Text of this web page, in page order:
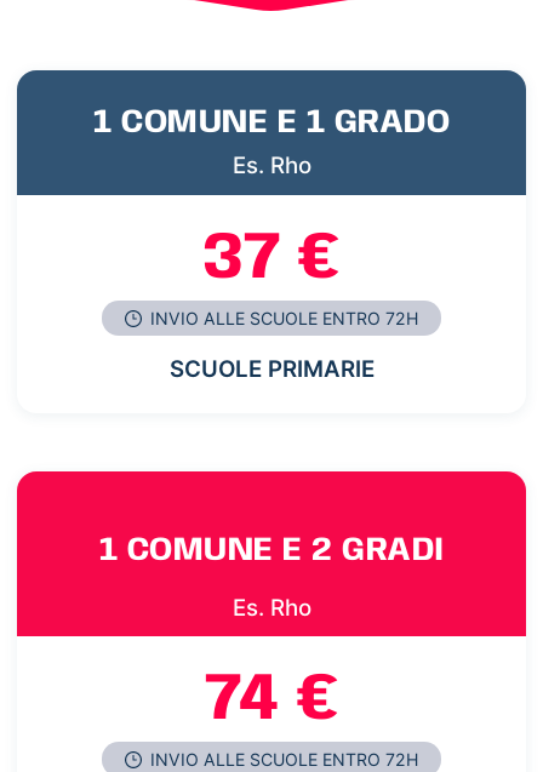
1 COMUNE E 1 GRADO
Es. Rho
37 €
INVIO ALLE SCUOLE ENTRO 72H
SCUOLE PRIMARIE
1 COMUNE E 2 GRADI
Es. Rho
74 €
INVIO ALLE SCUOLE ENTRO 72H